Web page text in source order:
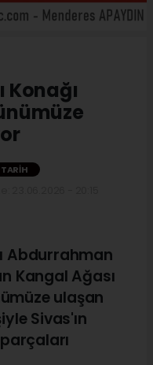
Konağı
Abdurrahman
Kangal Ağası
ulaşan
Sivas'ın